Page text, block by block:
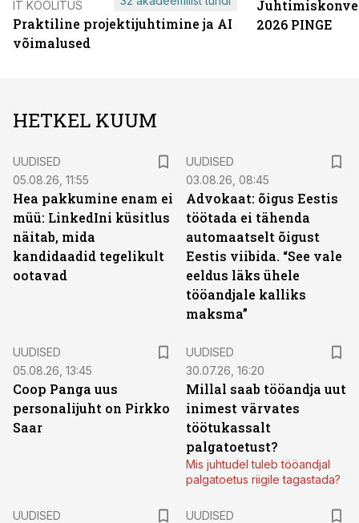
IT KOOLITUS
Praktiline projektijuhtimine ja AI
võimalused
2026 PINGE
HETKEL KUUM
UUDISED
05.08.26, 11:55
Hea pakkumine enam ei
müü: LinkedIni küsitlus
näitab, mida
kandidaadid tegelikult
ootavad
UUDISED
03.08.26, 08:45
Advokaat: õigus Eestis
töötada ei tähenda
automaatselt õigust
Eestis viibida. “See vale
eeldus läks ühele
tööandjale kalliks
maksma”
UUDISED
05.08.26, 13:45
Coop Panga uus
personalijuht on Pirkko
Saar
UUDISED
30.07.26, 16:20
Millal saab tööandja uut
inimest värvates
töötukassalt
palgatoetust?
Mis juhtudel tuleb tööandjal
palgatoetus riigile tagastada?
UUDISED
UUDISED